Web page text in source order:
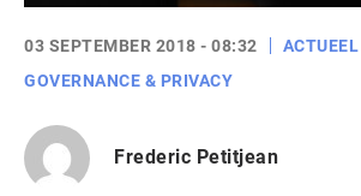
03 SEPTEMBER 2018 - 08:32
ACTUEEL
GOVERNANCE & PRIVACY
Frederic Petitjean